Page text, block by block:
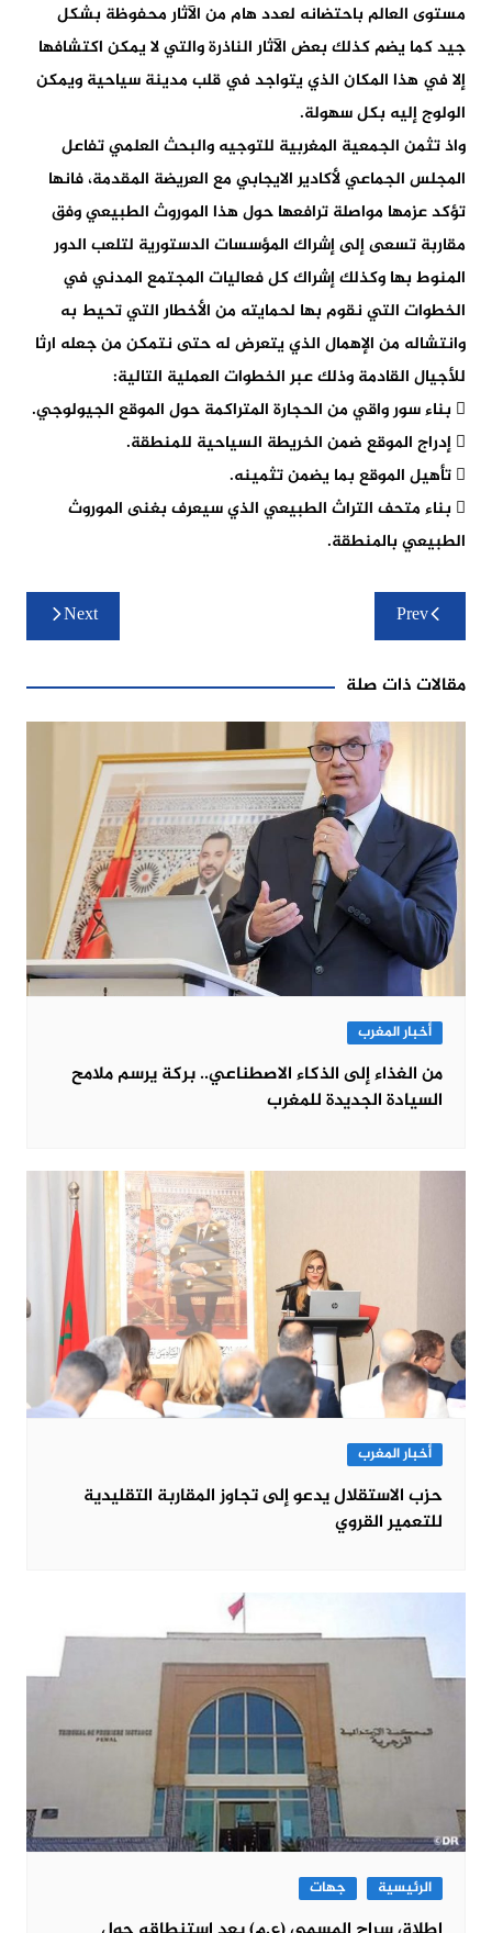
مستوى العالم باحتضانه لعدد هام من الآثار محفوظة بشكل
جيد كما يضم كذلك بعض الآثار الناذرة والتي لا يمكن اكتشافها
إلا في هذا المكان الذي يتواجد في قلب مدينة سياحية ويمكن
الولوج إليه بكل سهولة.
واذ تثمن الجمعية المغربية للتوجيه والبحث العلمي تفاعل
المجلس الجماعي لأكادير الايجابي مع العريضة المقدمة، فانها
تؤكد عزمها مواصلة ترافعها حول هذا الموروث الطبيعي وفق
مقاربة تسعى إلى إشراك المؤسسات الدستورية لتلعب الدور
المنوط بها وكذلك إشراك كل فعاليات المجتمع المدني في
الخطوات التي نقوم بها لحمايته من الأخطار التي تحيط به
وانتشاله من الإهمال الذي يتعرض له حتى نتمكن من جعله ارثا
للأجيال القادمة وذلك عبر الخطوات العملية التالية:
 بناء سور واقي من الحجارة المتراكمة حول الموقع الجيولوجي.
 إدراج الموقع ضمن الخريطة السياحية للمنطقة.
 تأهيل الموقع بما يضمن تثمينه.
 بناء متحف التراث الطبيعي الذي سيعرف بغنى الموروث
الطبيعي بالمنطقة.
تصفّح
المقالاتPrev
Next
مقالات ذات صلة
أخبار المغرب
من الغذاء إلى الذكاء الاصطناعي.. بركة يرسم ملامح
السيادة الجديدة للمغرب
أخبار المغرب
حزب الاستقلال يدعو إلى تجاوز المقاربة التقليدية
للتعمير القروي
الرئيسية جهات